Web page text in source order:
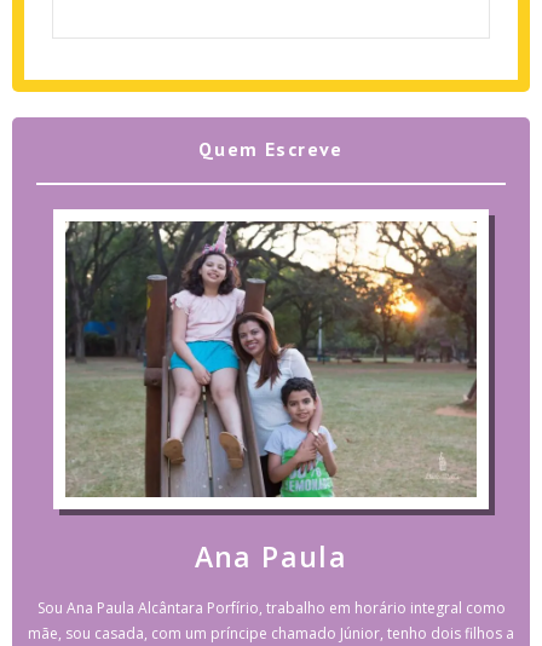
Quem Escreve
Ana Paula
Sou Ana Paula Alcântara Porfírio, trabalho em horário integral como
mãe, sou casada, com um príncipe chamado Júnior, tenho dois filhos a